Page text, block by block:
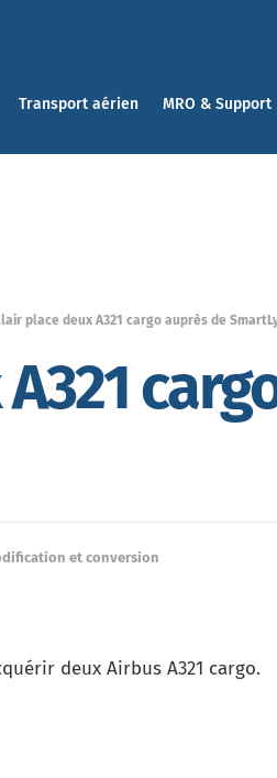
Transport aérien MRO & Support
place deux A321 cargo auprès de
et conversion
deux Airbus A321 cargo.